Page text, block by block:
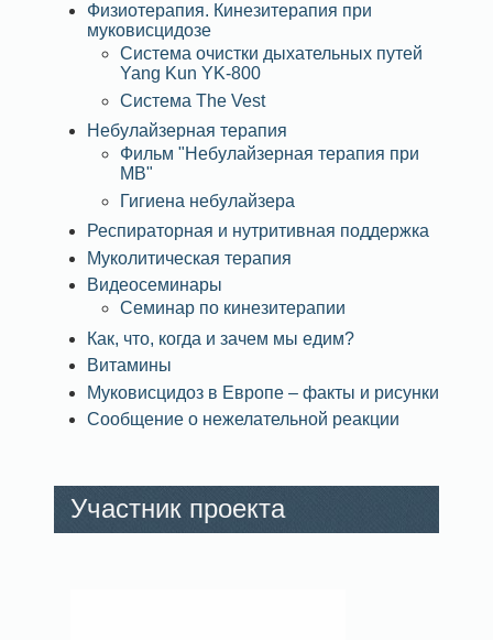
Физиотерапия. Кинезитерапия при
муковисцидозе
Система очистки дыхательных путей
Yang Kun YK-800
Система The Vest
Небулайзерная терапия
Фильм "Небулайзерная терапия при
МВ"
Гигиена небулайзера
Респираторная и нутритивная поддержка
Муколитическая терапия
Видеосеминары
Семинар по кинезитерапии
Как, что, когда и зачем мы едим?
Витамины
Муковисцидоз в Европе – факты и рисунки
Сообщение о нежелательной реакции
Участник проекта